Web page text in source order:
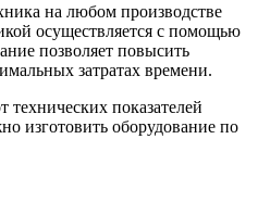
на любом производстве
осуществляется с помощью
позволяет повысить
затратах времени.
технических показателей
изготовить оборудование по